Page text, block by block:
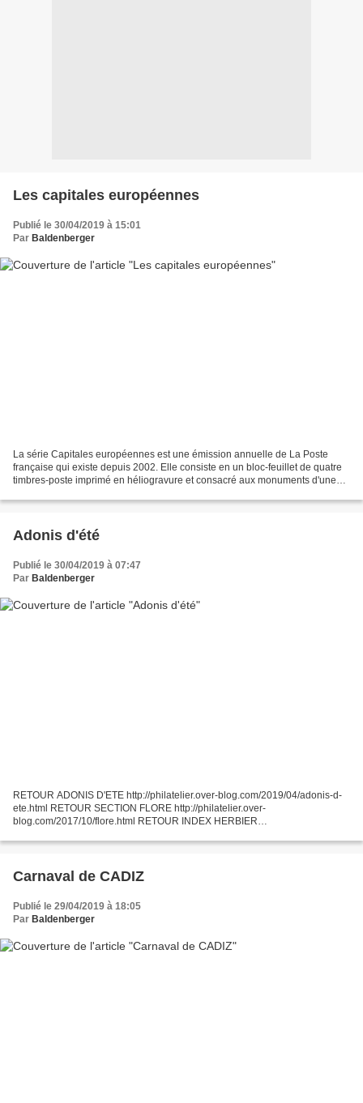
Les capitales européennes
Publié le 30/04/2019 à 15:01
Par Baldenberger
La série Capitales européennes est une émission annuelle de La Poste
française qui existe depuis 2002. Elle consiste en un bloc-feuillet de quatre
timbres-poste imprimé en héliogravure et consacré aux monuments d'une
Adonis d'été
Publié le 30/04/2019 à 07:47
Par Baldenberger
RETOUR ADONIS D'ETE http://philatelier.over-blog.com/2019/04/adonis-d-
ete.html RETOUR SECTION FLORE http://philatelier.over-
blog.com/2017/10/flore.html RETOUR INDEX HERBIER
Carnaval de CADIZ
Publié le 29/04/2019 à 18:05
Par Baldenberger